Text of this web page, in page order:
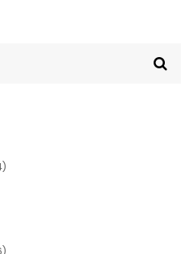
Aprenda dicas para